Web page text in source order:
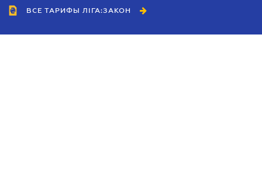
ВСЕ ТАРИФЫ ЛІГА:ЗАКОН